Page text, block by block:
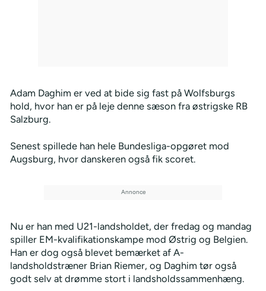
Adam Daghim er ved at bide sig fast på Wolfsburgs
hold, hvor han er på leje denne sæson fra østrigske RB
Salzburg.
Senest spillede han hele Bundesliga-opgøret mod
Augsburg, hvor danskeren også fik scoret.
Nu er han med U21-landsholdet, der fredag og mandag
spiller EM-kvalifikationskampe mod Østrig og Belgien.
Han er dog også blevet bemærket af A-
landsholdstræner Brian Riemer, og Daghim tør også
godt selv at drømme stort i landsholdssammenhæng.